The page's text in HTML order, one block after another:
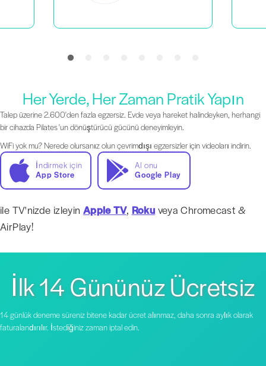
Her Yerde, Her Zaman Pratik Yapın
Talep üzerine 2.600'den fazla egzersiz. Evde veya hareket halindeyken, herhangi
bir cihazda Pilates 'un dönüştürücü gücünü deneyimleyin.
WiFi yok mu? Nerede olursanız olun çevrimdışı egzersizler için videoları indirin.
İndirmek için
App Store
Al onu
Google Play
ile TV'nizde izleyin Apple TV, Roku veya Chromecast &
AirPlay!
İlk 14 Gününüz Ücretsiz
14 günlük deneme süreniz bitene kadar ücret alınmaz, daha sonra aylık olarak
faturalandırılır. İstediğiniz zaman iptal edin.